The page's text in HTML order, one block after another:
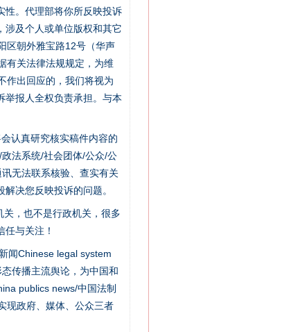
性。代理部将你所反映投诉
涉及个人或单位版权和其它
区朝外雅宝路12号（华声
有关法律法规规定，为维
作出回应的，我们将视为
举报人全权负责承担。与本
认真研究核实稿件内容的
法系统/社会团体/公众/公
无法联系核验、查实有关
决您反映投诉的问题。
，也不是行政机关，很多
与关注！
闻Chinese legal system
传播主流舆论，为中国和
publics news/中国法制
现政府、媒体、公众三者
药”背后的真相